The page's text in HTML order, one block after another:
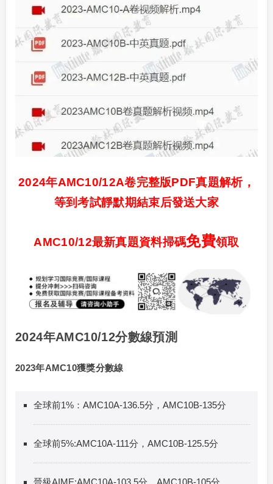
2024年AMC10/12A卷完整版PDF真題解析，
等到考試靜默期結束后發送大家
AMC10/12最新真題資料掃碼免費領取
2024年AMC10/12分數線預測
2023年AMC10獲獎分數線
全球前1%：AMC10A-136.5分，AMC10B-135分
全球前5%:AMC10A-111分，AMC10B-125.5分